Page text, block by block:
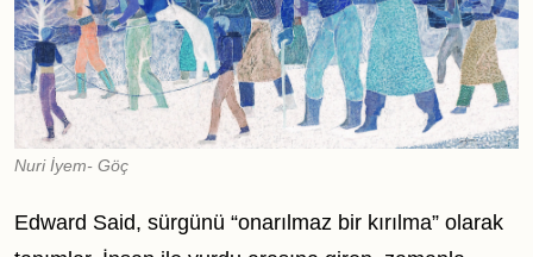
Görsel açıklaması:
Nuri İyem- Göç
Edward Said, sürgünü “onarılmaz bir kırılma” olarak